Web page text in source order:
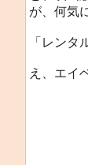
が、何気
「レンタ
え、エイ